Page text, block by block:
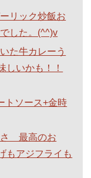
リック炒飯お
した。(^^)v
た牛カレーう
しいかも！！
トソース+金時
さ 最高のお
もアジフライも